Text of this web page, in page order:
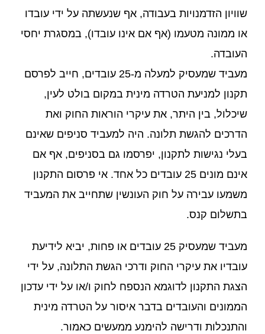
שוויון הזדמנויות בעבודה, אף שנעשתה על ידי עובדו
או ממונה מטעמו (אף אם אינו עובדו), במסגרת יחסי
העובדה.
מעביד שמעסיק למעלה מ-25 עובדים, חייב לפרסם
תקנון למניעת הטרדה מינית במקום בולט לעין,
שיכלול, בין היתר, את עיקרי הוראות החוק ואת
הדרכים להגשת תלונה. היה למעביד סניפים שאינם
בעלי נגישות לתקנון, יפרסמו גם בסניפים, אף אם
אינם מונים 25 עובדים כל אחד. אי פרסום התקנון
משמעו עבירה על חוק העונשין שתחייב את המעביד
בתשלום קנס.
מעביד שמעסיק 25 עובדים או פחות, יביא לידיעת
עובדיו את עיקרי החוק ודרכי הגשת התלונה, על ידי
הצגת התקנון לדוגמא הנספח לחוק ו/או על ידי עדכון
הממונים והעובדים בדבר איסור על הטרדה מינית
והתנכלות ודרישה להימנע ממעשים כאמור.